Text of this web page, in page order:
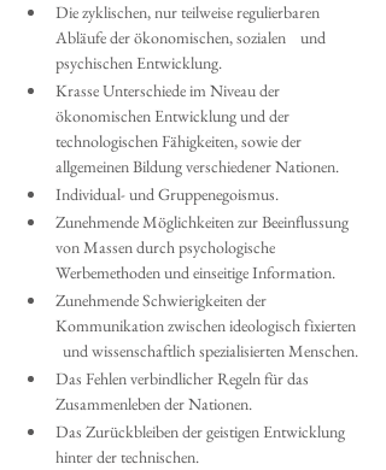
Die zyklischen, nur teilweise regulierbaren
Abläufe der ökonomischen, sozialen    und
psychischen Entwicklung.
Krasse Unterschiede im Niveau der
ökonomischen Entwicklung und der
technologischen Fähigkeiten, sowie der
allgemeinen Bildung verschiedener Nationen.
Individual- und Gruppenegoismus.
Zunehmende Möglichkeiten zur Beeinflussung
von Massen durch psychologische
Werbemethoden und einseitige Information.
Zunehmende Schwierigkeiten der
Kommunikation zwischen ideologisch fixierten
  und wissenschaftlich spezialisierten Menschen.
Das Fehlen verbindlicher Regeln für das
Zusammenleben der Nationen.
Das Zurückbleiben der geistigen Entwicklung
hinter der technischen.